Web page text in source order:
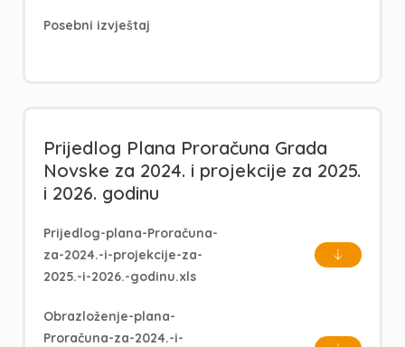
Posebni izvještaj
Prijedlog Plana Proračuna Grada
Novske za 2024. i projekcije za 2025.
i 2026. godinu
Prijedlog-plana-Proračuna-
za-2024.-i-projekcije-za-
2025.-i-2026.-godinu.xls
Obrazloženje-plana-
Proračuna-za-2024.-i-